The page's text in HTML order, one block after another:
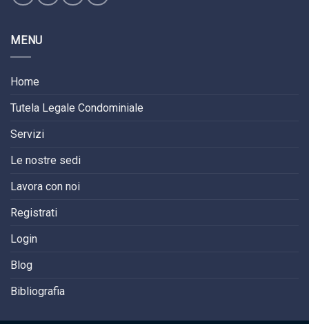
MENU
Home
Tutela Legale Condominiale
Servizi
Le nostre sedi
Lavora con noi
Registrati
Login
Blog
Bibliografia